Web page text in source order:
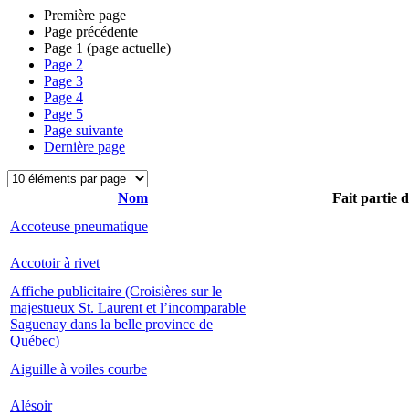
Première page
Page précédente
Page 1 (page actuelle)
Page 2
Page 3
Page 4
Page 5
Page suivante
Dernière page
Nom
Fait partie
Accoteuse pneumatique
Accotoir à rivet
Affiche publicitaire (Croisières sur le
majestueux St. Laurent et l’incomparable
Saguenay dans la belle province de
Québec)
Aiguille à voiles courbe
Alésoir